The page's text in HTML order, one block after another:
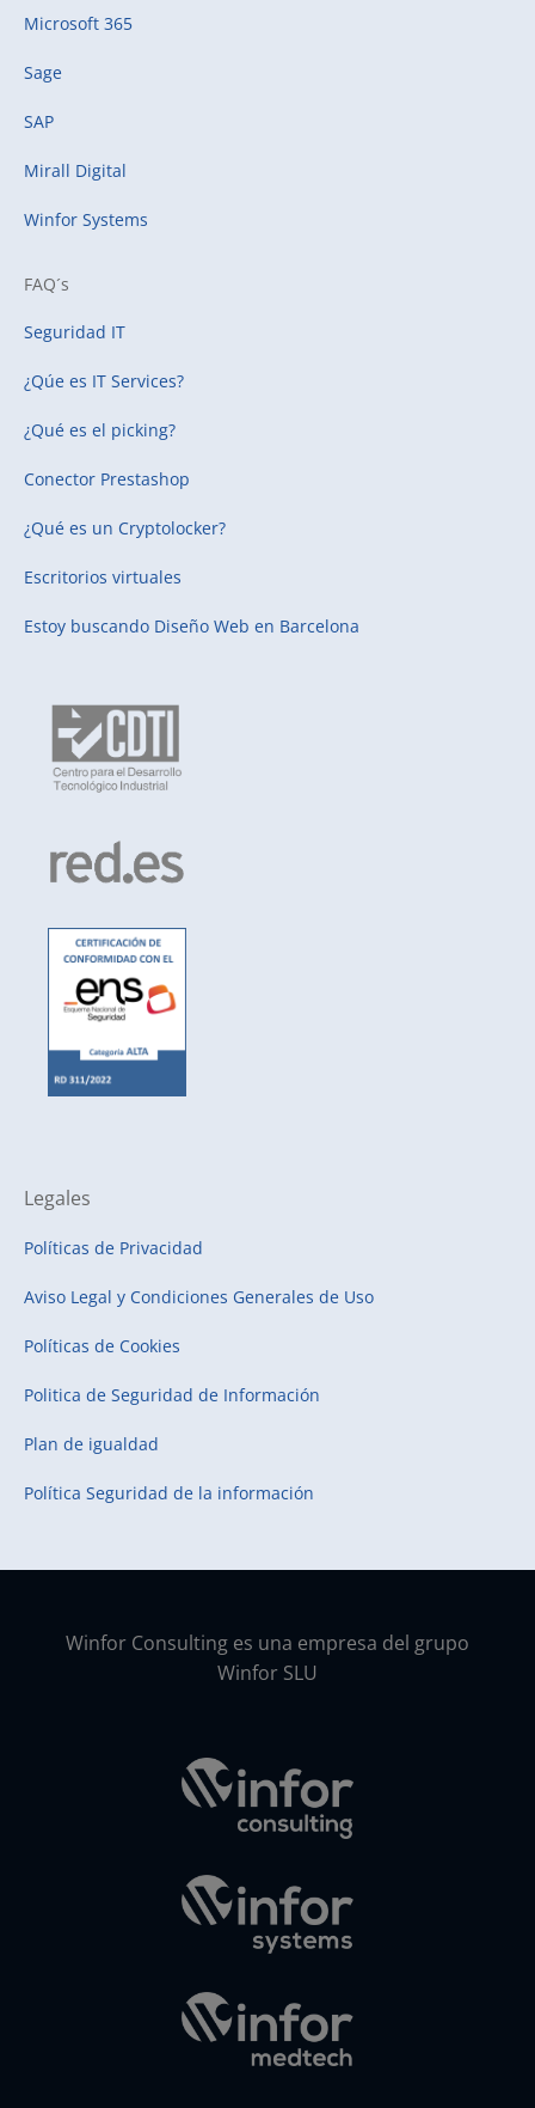
Microsoft 365
Sage
SAP
Mirall Digital
Winfor Systems
FAQ´s
Seguridad IT
¿Qúe es IT Services?
¿Qué es el picking?
Conector Prestashop
¿Qué es un Cryptolocker?
Escritorios virtuales
Estoy buscando Diseño Web en Barcelona
Legales
Políticas de Privacidad
Aviso Legal y Condiciones Generales de Uso
Políticas de Cookies
Politica de Seguridad de Información
Plan de igualdad
Política Seguridad de la información
Winfor Consulting es una empresa del grupo
Winfor SLU